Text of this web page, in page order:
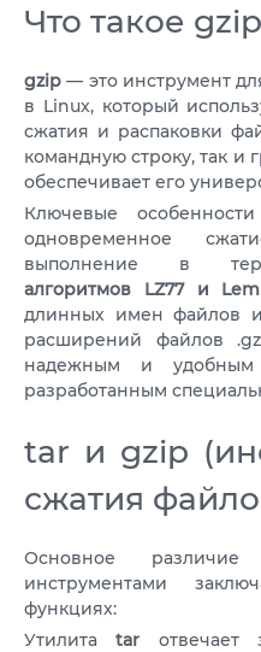
Что такое
gzip — это инструмент
в Linux, который
сжатия и распаковки
командную строку, так и
обеспечивает его
Ключевые
одновременное
выполнение в
алгоритмов LZ77 и
длинных имен файлов и
расширений файлов
надежным и
разработанным
tar и gzip
сжатия
Основное
инструментами
функциях:
Утилитаtar отвечает